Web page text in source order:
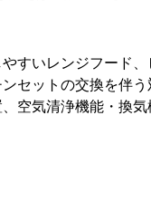
すいレンジフード
セットの交換を伴
空気清浄機能・換